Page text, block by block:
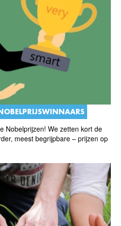
Nobelprijzen! We zetten kort de
meest begrijpbare – prijzen op